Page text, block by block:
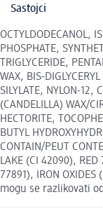
Sastojci
OCTYLDODECANOL,
PHOSPHATE,
TRIGLYCERIDE,
WAX, BIS-
SILYLATE, NYLON-12,
(CANDELILLA) WAX/
HECTORITE,
BUTYL
CONTAIN/PEUT
LAKE (CI 42090), RED
77891), IRON
mogu se razlikovati